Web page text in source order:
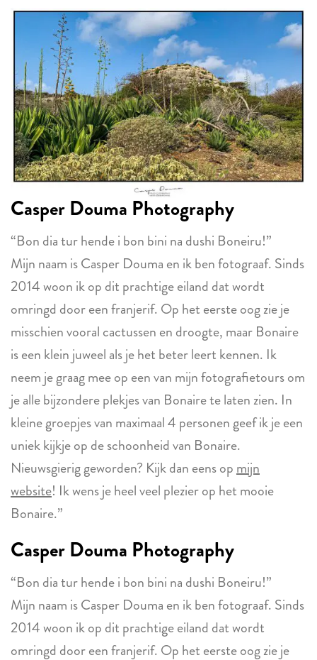
Casper Douma Photography
“Bon dia tur hende i bon bini na dushi Boneiru!”
Mijn naam is Casper Douma en ik ben fotograaf. Sinds
2014 woon ik op dit prachtige eiland dat wordt
omringd door een franjerif. Op het eerste oog zie je
misschien vooral cactussen en droogte, maar Bonaire
is een klein juweel als je het beter leert kennen. Ik
neem je graag mee op een van mijn fotografietours om
je alle bijzondere plekjes van Bonaire te laten zien. In
kleine groepjes van maximaal 4 personen geef ik je een
uniek kijkje op de schoonheid van Bonaire.
Nieuwsgierig geworden? Kijk dan eens opmijn
website! Ik wens je heel veel plezier op het mooie
Bonaire.”
Casper Douma Photography
“Bon dia tur hende i bon bini na dushi Boneiru!”
Mijn naam is Casper Douma en ik ben fotograaf. Sinds
2014 woon ik op dit prachtige eiland dat wordt
omringd door een franjerif. Op het eerste oog zie je